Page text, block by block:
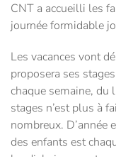
CNT a accueilli les
journée formidable
Les vacances vont
proposera ses
chaque semaine, du
stages n’est plus à
nombreux. D’année
des enfants est